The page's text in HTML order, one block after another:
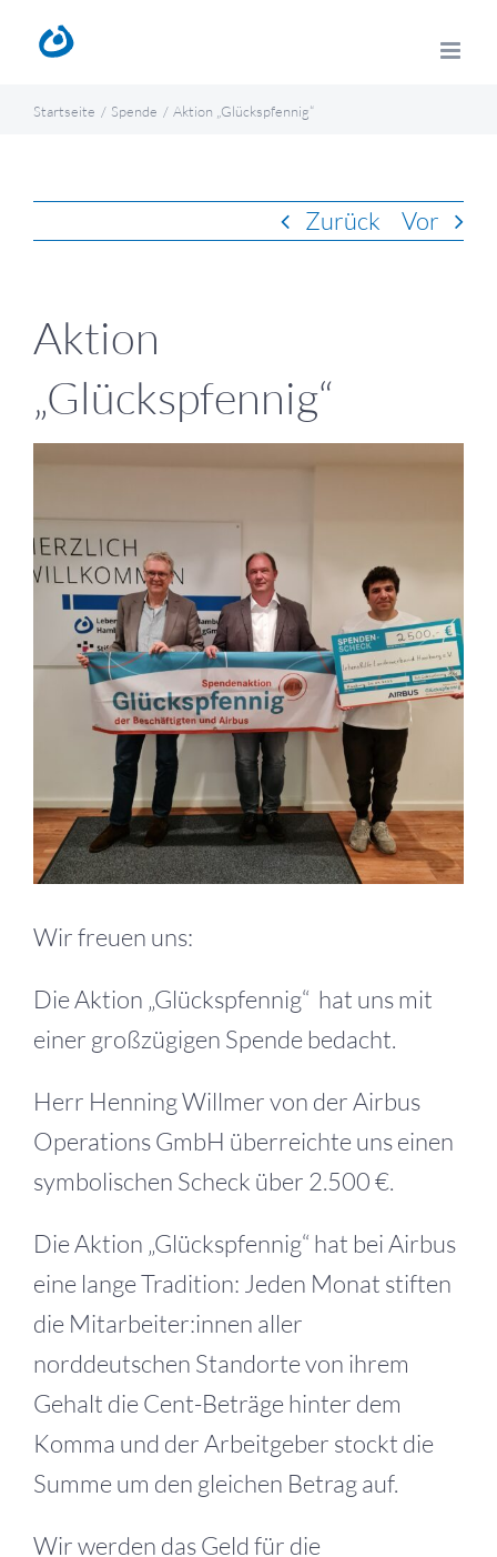
Inhalt
Startseite Spende Aktion „Glückspfennig“
Zurück Vor
Aktion
„Glückspfennig“
Bild
Wir freuen uns:
Die Aktion „Glückspfennig“ hat uns mit
einer großzügigen Spende bedacht.
Herr Henning Willmer von der Airbus
Operations GmbH überreichte uns einen
symbolischen Scheck über 2.500 €.
Die Aktion „Glückspfennig“ hat bei Airbus
eine lange Tradition: Jeden Monat stiften
die Mitarbeiter:innen aller
norddeutschen Standorte von ihrem
Gehalt die Cent-Beträge hinter dem
Komma und der Arbeitgeber stockt die
Summe um den gleichen Betrag auf.
Wir werden das Geld für die